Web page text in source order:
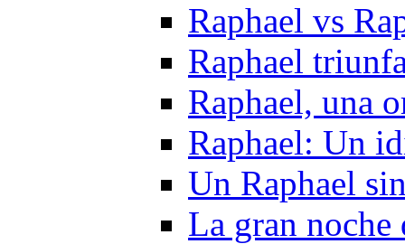
Raphael vs
Raphael
Raphael, una
Raphael: Un
Un Raphael
La gran noche